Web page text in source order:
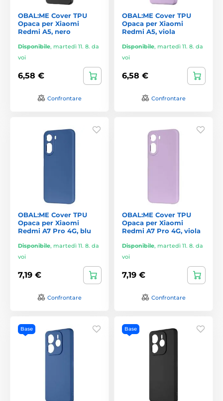
OBAL:ME Cover TPU
Opaca per Xiaomi
Redmi A5, nero
Disponibile, martedì 11. 8. da
voi
6,58 €
Confrontare
OBAL:ME Cover TPU
Opaca per Xiaomi
Redmi A5, viola
Disponibile, martedì 11. 8. da
voi
6,58 €
Confrontare
OBAL:ME Cover TPU
Opaca per Xiaomi
Redmi A7 Pro 4G, blu
Disponibile, martedì 11. 8. da
voi
7,19 €
Confrontare
OBAL:ME Cover TPU
Opaca per Xiaomi
Redmi A7 Pro 4G, viola
Disponibile, martedì 11. 8. da
voi
7,19 €
Confrontare
Base Base